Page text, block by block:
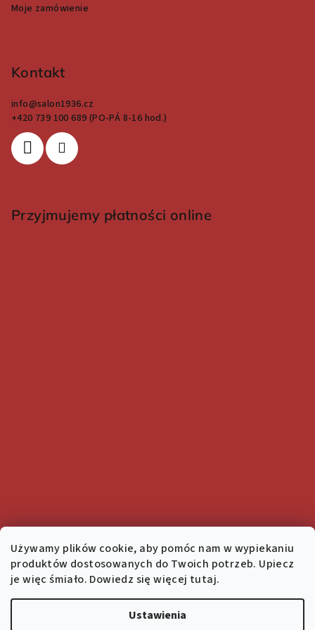
Używamy plików cookie, aby pomóc nam w wypiekaniu
produktów dostosowanych do Twoich potrzeb. Upiecz
je więc śmiało. Dowiedz się więcej tutaj.
Ustawienia
Moje zamówienie
Kontakt
info@salon1936.cz
+420 739 100 689 (PO-PÁ 8-16 hod.)
Przyjmujemy płatności online